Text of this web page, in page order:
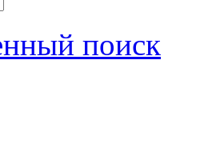
поиск